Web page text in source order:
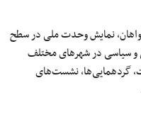
نمایش وحدت ملی در سطح
و سیاسی در شهرهای مختلف
گردهمایی‌ها، نشست‌های